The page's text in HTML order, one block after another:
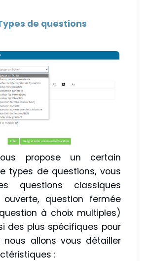
de questions
propose un certain
types de questions, vous
questions classiques
ouverte, question fermée
question à choix multiples)
des plus spécifiques pour
nous allons vous détailler
: